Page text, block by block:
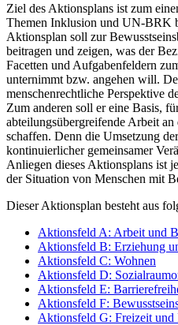
Ziel des Aktionsplans ist zum
Themen Inklusion und UN-BRK
Aktionsplan soll zur
beitragen und zeigen, was der
Facetten und Aufgabenfeldern
unternimmt bzw. angehen will.
menschenrecht­liche Perspektive
Zum anderen soll er eine Basis,
abteilungsübergreifende Arbeit
schaffen. Denn die Umsetzung
kontinuierlicher gemeinsamer
Anliegen dieses Aktionsplans ist
der Situation von Menschen mit
Dieser Aktionsplan besteht aus
Aktionsfeld A: Arbeit und
Aktionsfeld B: Erziehung
Aktionsfeld C: Wohnen
Aktionsfeld D:
Aktionsfeld E:
Aktionsfeld F:
Aktionsfeld G: Freizeit